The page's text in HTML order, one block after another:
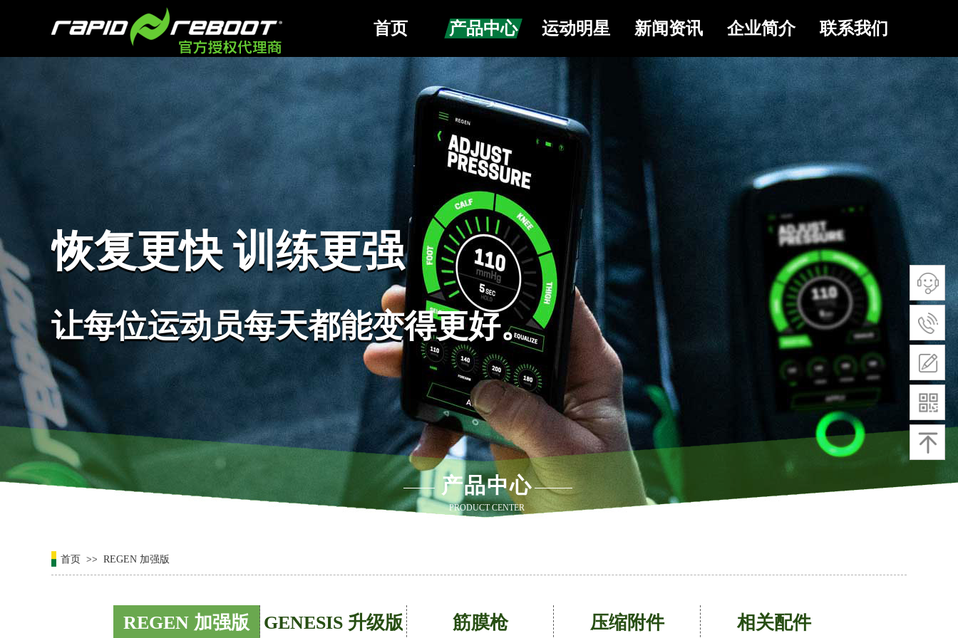
恢复更快 训练更强
让每位运动员每天都能变得更好。
恢复更快 训练更强
让每位运动员每天都能变得更好。
产品中心
PRODUCT CENTER
首页 >> REGEN 加强版
REGEN 加强版 GENESIS 升级版 筋膜枪 压缩附件 相关配件
首页 产品中心 运动明星 新闻资讯 企业简介 联系我们